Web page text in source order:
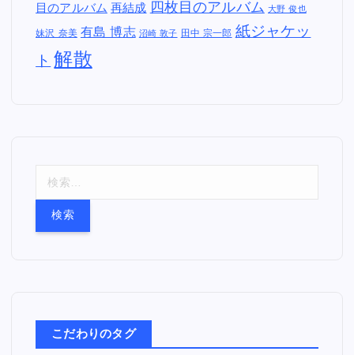
目のアルバム 再結成 四枚目のアルバム 大野 俊也
妹沢 奈美 有島 博志 沼崎 敦子 田中 宗一郎 紙ジャケッ
ト 解散
こだわりのタグ